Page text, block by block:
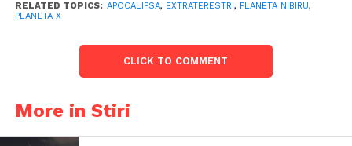
RELATED TOPICS: APOCALIPSA, EXTRATERESTRI, PLANETA NIBIRU,
PLANETA X
CLICK TO COMMENT
More in Stiri